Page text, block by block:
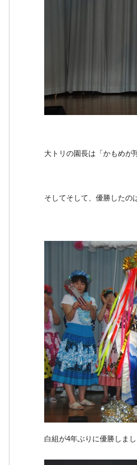
大トリの園長は「かもめが
そしてそして、優勝したの
白組が4年ぶりに優勝しま